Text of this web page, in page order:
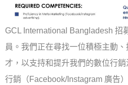
GCL International Bangladesh 招
員。我們正在尋找一位積極主動
才，以支持和提升我們的數位行
行銷（Facebook/Instagram 廣告